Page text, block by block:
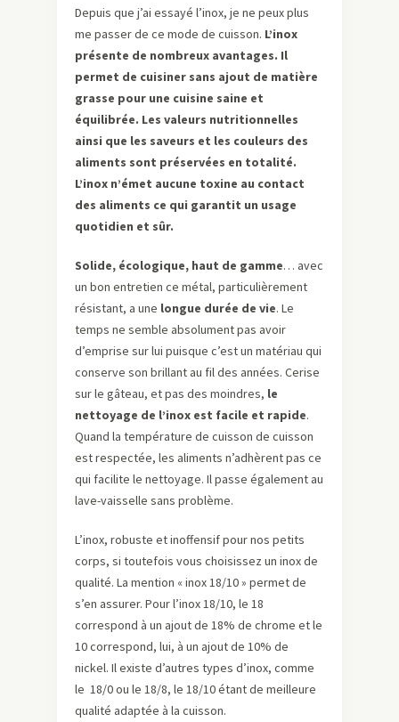
Depuis que j’ai essayé l’inox, je ne peux plus
me passer de ce mode de cuisson. L’inox
présente de nombreux avantages. Il
permet de cuisiner sans ajout de matière
grasse pour une cuisine saine et
équilibrée. Les valeurs nutritionnelles
ainsi que les saveurs et les couleurs des
aliments sont préservées en totalité.
L’inox n’émet aucune toxine au contact
des aliments ce qui garantit un usage
quotidien et sûr.
Solide, écologique, haut de gamme… avec
un bon entretien ce métal, particulièrement
résistant, a une longue durée de vie. Le
temps ne semble absolument pas avoir
d’emprise sur lui puisque c’e­­­st un matériau qui
conserve son brillant au fil des années. Cerise
sur le gâteau, et pas des moindres, le
nettoyage de l’inox est facile et rapide.
Quand la température de cuisson de cuisson
est respectée, les aliments n’adhèrent pas ce
qui facilite le nettoyage. Il passe également au
lave-vaisselle sans problème.
L’inox, robuste et inoffensif pour nos petits
corps, si toutefois vous choisissez un inox de
qualité. La mention « inox 18/10 » permet de
s’en assurer. Pour l’inox 18/10, le 18
correspond à un ajout de 18% de chrome et le
10 correspond, lui, à un ajout de 10% de
nickel. Il existe d’autres types d’inox, comme
le 18/0 ou le 18/8, le 18/10 étant de meilleure
qualité adaptée à la cuisson.